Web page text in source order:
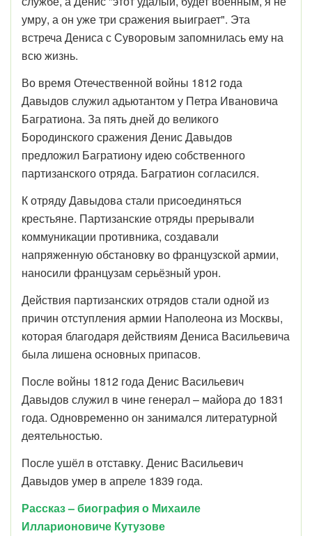
умру, а он уже три сражения выиграет". Эта
встреча Дениса с Суворовым запомнилась ему на
всю жизнь.
Во время Отечественной войны 1812 года
Давыдов служил адьютантом у Петра Ивановича
Багратиона. За пять дней до великого
Бородинского сражения Денис Давыдов
предложил Багратиону идею собственного
партизанского отряда. Багратион согласился.
К отряду Давыдова стали присоединяться
крестьяне. Партизанские отряды прерывали
коммуникации противника, создавали
напряженную обстановку во французской армии,
наносили французам серьёзный урон.
Действия партизанских отрядов стали одной из
причин отступления армии Наполеона из Москвы,
которая благодаря действиям Дениса Васильевича
была лишена основных припасов.
После войны 1812 года Денис Васильевич
Давыдов служил в чине генерал – майора до 1831
года. Одновременно он занимался литературной
деятельностью.
После ушёл в отставку. Денис Васильевич
Давыдов умер в апреле 1839 года.
Рассказ – биография о Михаиле
Илларионовиче Кутузове